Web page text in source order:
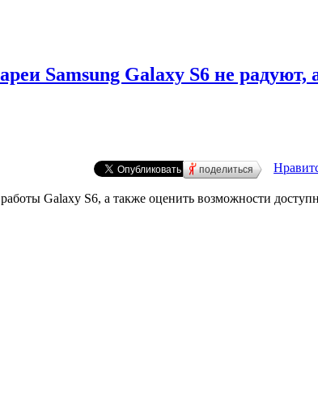
Samsung Galaxy S6 не
поделиться
Galaxy S6, а также оценить возможности